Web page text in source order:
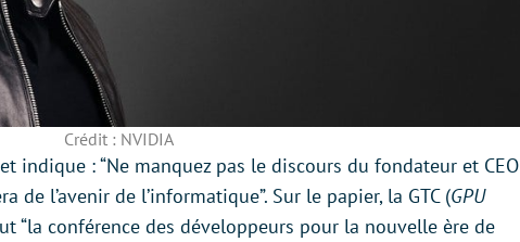
Crédit : NVIDIA
indique : “Ne manquez pas le discours du fondateur et CEO
de l’avenir de l’informatique”. Sur le papier, la GTC (GPU
“la conférence des développeurs pour la nouvelle ère de